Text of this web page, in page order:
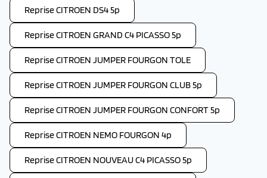
Reprise CITROEN DS4 5p
Reprise CITROEN GRAND C4 PICASSO 5p
Reprise CITROEN JUMPER FOURGON TOLE
Reprise CITROEN JUMPER FOURGON CLUB 5p
Reprise CITROEN JUMPER FOURGON CONFORT 5p
Reprise CITROEN NEMO FOURGON 4p
Reprise CITROEN NOUVEAU C4 PICASSO 5p